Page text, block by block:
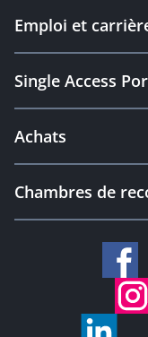
Emploi et
Single Access
Achats
Chambres de